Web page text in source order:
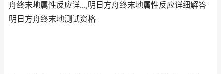
舟终末地属性反应详...,明日方舟终末地属性反应详细解答
明日方舟终末地测试资格